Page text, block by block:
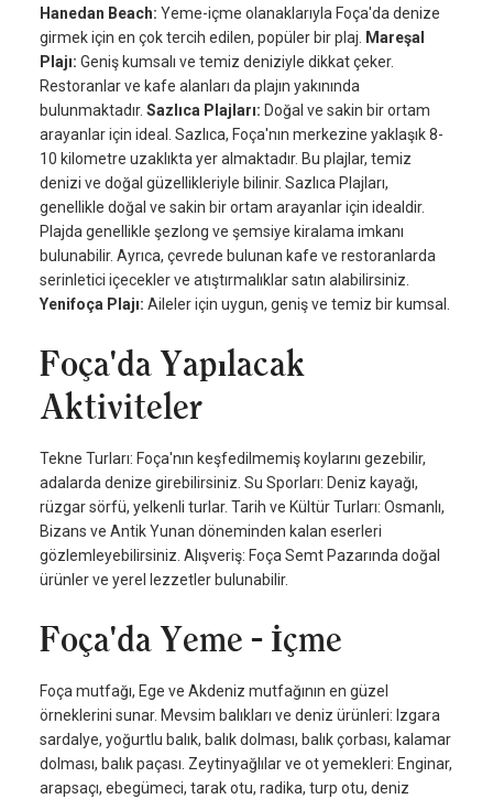
Hanedan Beach: Yeme-içme olanaklarıyla Foça'da denize
girmek için en çok tercih edilen, popüler bir plaj. Mareşal
Plajı: Geniş kumsalı ve temiz deniziyle dikkat çeker.
Restoranlar ve kafe alanları da plajın yakınında
bulunmaktadır. Sazlıca Plajları: Doğal ve sakin bir ortam
arayanlar için ideal. Sazlıca, Foça'nın merkezine yaklaşık 8-
10 kilometre uzaklıkta yer almaktadır. Bu plajlar, temiz
denizi ve doğal güzellikleriyle bilinir. Sazlıca Plajları,
genellikle doğal ve sakin bir ortam arayanlar için idealdir.
Plajda genellikle şezlong ve şemsiye kiralama imkanı
bulunabilir. Ayrıca, çevrede bulunan kafe ve restoranlarda
serinletici içecekler ve atıştırmalıklar satın alabilirsiniz.
Yenifoça Plajı: Aileler için uygun, geniş ve temiz bir kumsal.
Foça'da Yapılacak
Aktiviteler
Tekne Turları: Foça'nın keşfedilmemiş koylarını gezebilir,
adalarda denize girebilirsiniz. Su Sporları: Deniz kayağı,
rüzgar sörfü, yelkenli turlar. Tarih ve Kültür Turları: Osmanlı,
Bizans ve Antik Yunan döneminden kalan eserleri
gözlemleyebilirsiniz. Alışveriş: Foça Semt Pazarında doğal
ürünler ve yerel lezzetler bulunabilir.
Foça'da Yeme - İçme
Foça mutfağı, Ege ve Akdeniz mutfağının en güzel
örneklerini sunar. Mevsim balıkları ve deniz ürünleri: Izgara
sardalye, yoğurtlu balık, balık dolması, balık çorbası, kalamar
dolması, balık paçası. Zeytinyağlılar ve ot yemekleri: Enginar,
arapsaçı, ebegümeci, tarak otu, radika, turp otu, deniz